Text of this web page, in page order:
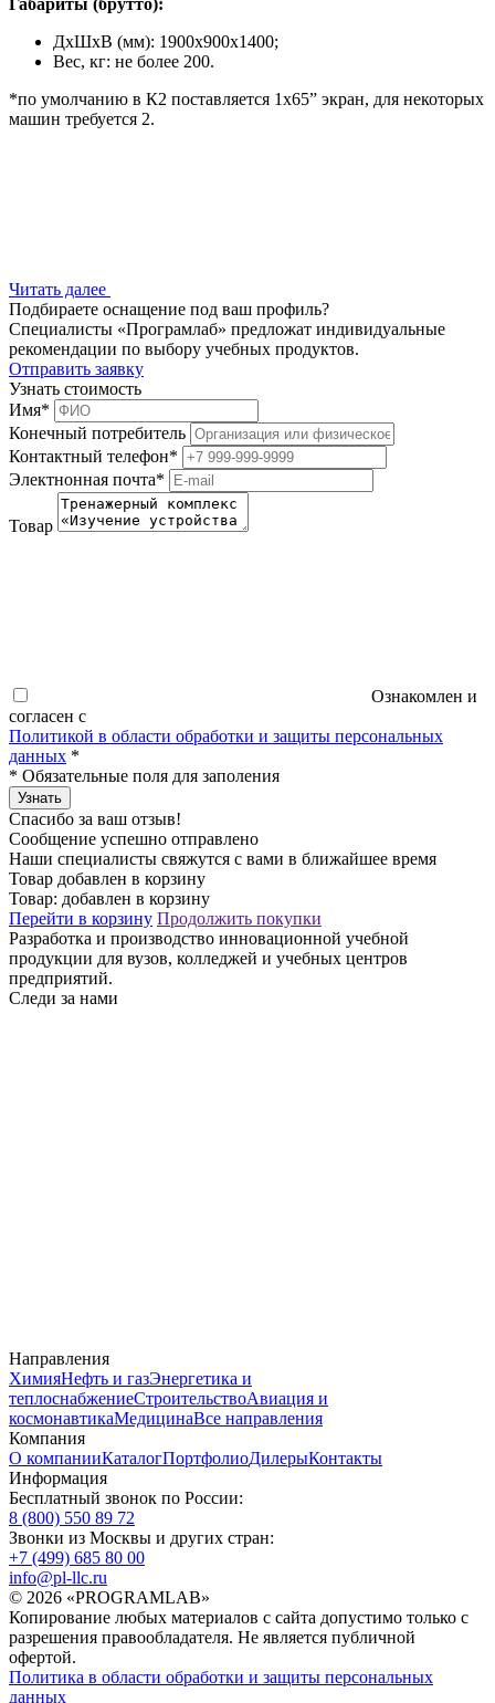
ДхШхВ (мм): 1900x900x1400;
Вес, кг: не более 200.
*по умолчанию в К2 поставляется 1х65” экран, для некоторых
машин требуется 2.
Читать далее
Подбираете оснащение под ваш профиль?
Специалисты «Програмлаб» предложат индивидуальные
рекомендации по выбору учебных продуктов.
Отправить заявку
Узнать стоимость
Имя*
Конечный потребитель
Контактный телефон*
Электнонная почта*
Товар
Ознакомлен и
согласен с
Политикой в области обработки и защиты персональных
данных *
* Обязательные поля для заполения
Узнать
Спасибо за ваш отзыв!
Сообщение успешно отправлено
Наши специалисты свяжутся с вами в ближайшее время
Товар добавлен в корзину
Товар: добавлен в корзину
Перейти в корзину Продолжить покупки
Разработка и производство инновационной учебной
продукции для вузов, колледжей и учебных центров
предприятий.
Следи за нами
Направления
ХимияНефть и газЭнергетика и
теплоснабжениеСтроительствоАвиация и
космонавтикаМедицинаВсе направления
Компания
О компанииКаталогПортфолиоДилерыКонтакты
Информация
Бесплатный звонок по России:
8 (800) 550 89 72
Звонки из Москвы и других стран:
+7 (499) 685 80 00
info@pl-llc.ru
© 2026 «PROGRAMLAB»
Копирование любых материалов с сайта допустимо только с
разрешения правообладателя. Не является публичной
офертой.
Политика в области обработки и защиты персональных
данных